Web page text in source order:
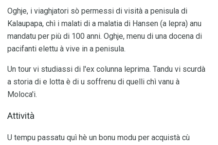
Oghje, i viaghjatori sò permessi di visità a penisula di
Kalaupapa, chì i malati di a malatia di Hansen (a lepra) anu
mandatu per più di 100 anni. Oghje, menu di una docena di
pacifanti elettu à vive in a penisula.
Un tour vi studiassi di l'ex colunna leprima. Tandu vi scurdà
a storia di e lotta è di u soffrenu di quelli chì vanu à
Moloca'i.
Attività
U tempu passatu quì hè un bonu modu per acquistà cù